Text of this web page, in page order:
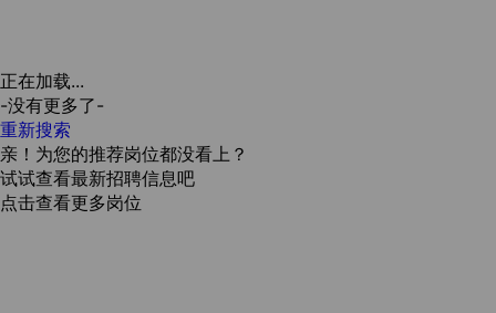
正在加载...
-没有更多了-
重新搜索
亲！为您的推荐岗位都没看上？
试试查看最新招聘信息吧
点击查看更多岗位